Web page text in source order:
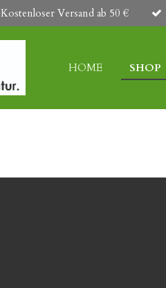
Kostenloser Versand ab 50 €
HOME SHOP